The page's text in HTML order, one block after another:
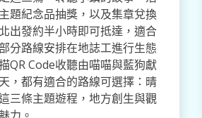
題紀念品抽獎，以及集章兌換
出發約半小時即可抵達，適合
分路線安排在地誌工進行生態
QR Code收聽由喵喵與藍狗獻
，都有適合的路線可選擇：晴
三條主題遊程，地方創生與觀